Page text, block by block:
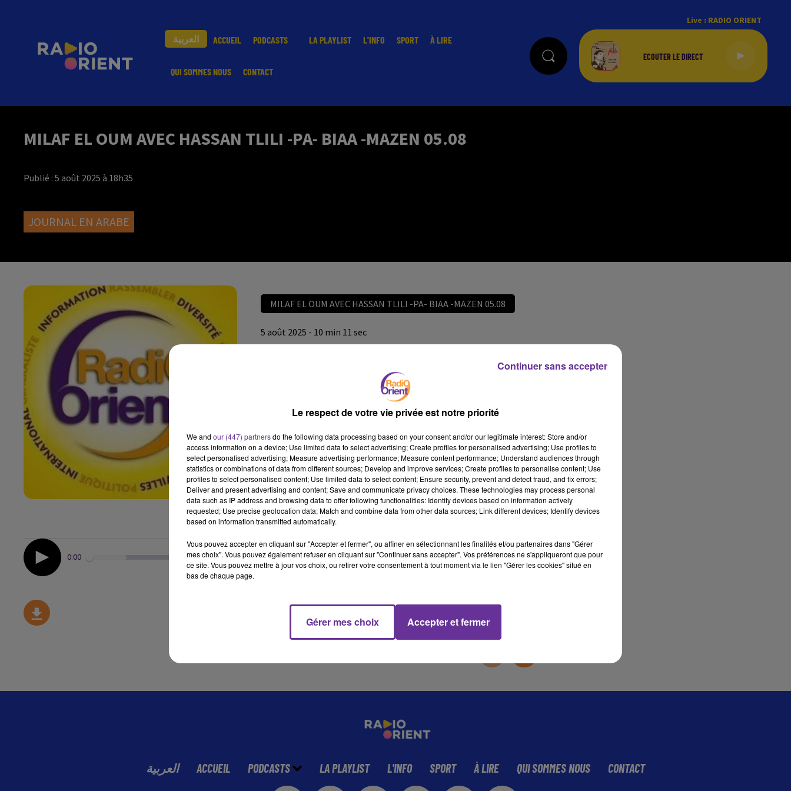
العربية ACCUEIL PODCASTS LA PLAYLIST L'INFO SPORT À LIRE
QUI SOMMES NOUS CONTACT
Live : RADIO ORIENT
MILAF EL OUM AVEC HASSAN TLILI -PA- BIAA -MAZEN 05.08
Publié : 5 août 2025 à 18h35
JOURNAL EN ARABE
MILAF EL OUM AVEC HASSAN TLILI -PA- BIAA -MAZEN 05.08
5 août 2025 - 10 min 11 sec
MILAF EL OUM AVEC HASSAN TLILI -PA- BIAA -MAZEN 05.08
0:00 10 min 11 sec
العربية ACCUEIL PODCASTS LA PLAYLIST L'INFO SPORT À LIRE QUI SOMMES NOUS CONTACT
Le respect de votre vie privée est notre priorité
We and our (447) partnersdo the following data processing based on your consent and/or our legitimate interest: Store and/or
access information on a device; Use limited data to select advertising; Create profiles for personalised advertising; Use profiles to
select personalised advertising; Measure advertising performance; Measure content performance; Understand audiences through
statistics or combinations of data from different sources; Develop and improve services; Create profiles to personalise content; Use
profiles to select personalised content; Use limited data to select content; Ensure security, prevent and detect fraud, and fix errors;
Deliver and present advertising and content; Save and communicate privacy choices. These technologies may process personal
data such as IP address and browsing data to offer following functionalities: Identify devices based on information actively
requested; Use precise geolocation data; Match and combine data from other data sources; Link different devices; Identify devices
based on information transmitted automatically.
Vous pouvez accepter en cliquant sur "Accepter et fermer", ou affiner en sélectionnant les finalités et/ou partenaires dans "Gérer
mes choix". Vous pouvez également refuser en cliquant sur "Continuer sans accepter". Vos préférences ne s'appliqueront que pour
ce site. Vous pouvez mettre à jour vos choix, ou retirer votre consentement à tout moment via le lien "Gérer les cookies" situé en
bas de chaque page.
Gérer mes choix Accepter et fermer
Continuer sans accepter